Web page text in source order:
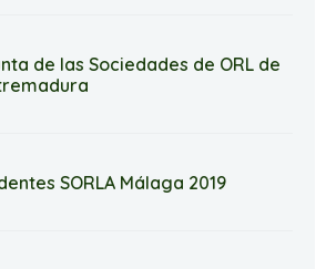
de las Sociedades de ORL de
SORLA Málaga 2019